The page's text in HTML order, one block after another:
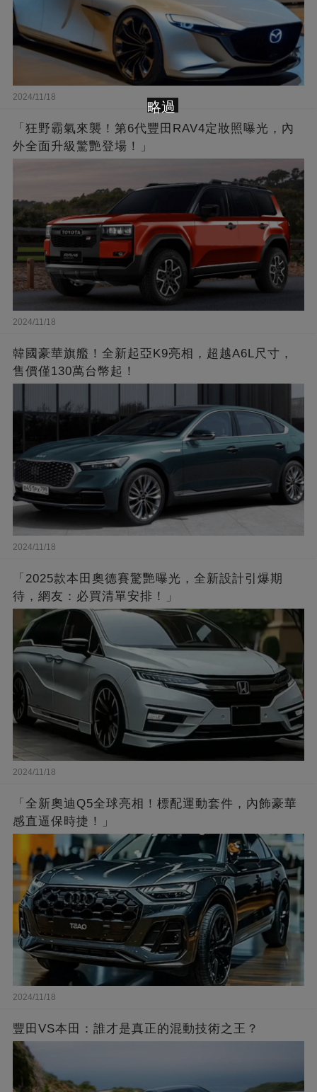
2024/11/18
「狂野霸氣來襲！第6代豐田RAV4定妝照曝光，內
外全面升級驚艷登場！」
2024/11/18
韓國豪華旗艦！全新起亞K9亮相，超越A6L尺寸，
售價僅130萬台幣起！
2024/11/18
「2025款本田奧德賽驚艷曝光，全新設計引爆期
待，網友：必買清單安排！」
2024/11/18
「全新奧迪Q5全球亮相！標配運動套件，內飾豪華
感直逼保時捷！」
2024/11/18
豐田VS本田：誰才是真正的混動技術之王？
略過